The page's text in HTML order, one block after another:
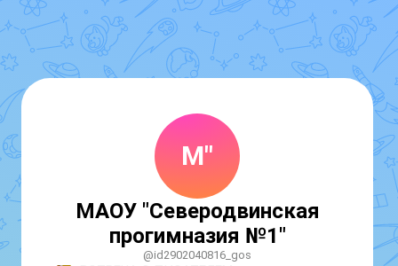
М"
МАОУ "Северодвинская
прогимназия №1"
@id2902040816_gos